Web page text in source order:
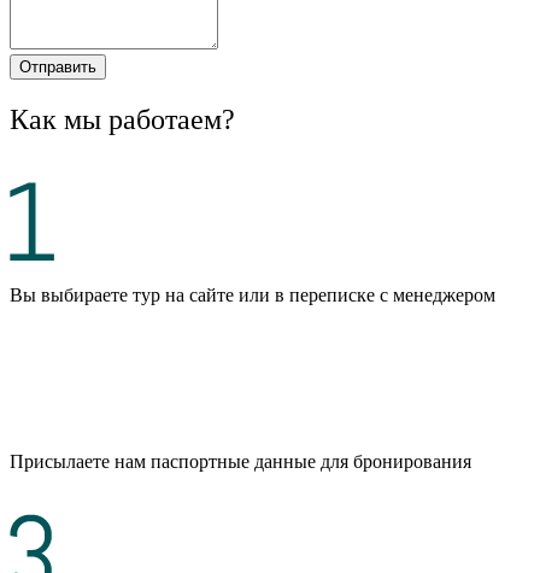
Отправить
Как мы работаем?
Вы выбираете тур на сайте или в переписке с менеджером
Присылаете нам паспортные данные для бронирования